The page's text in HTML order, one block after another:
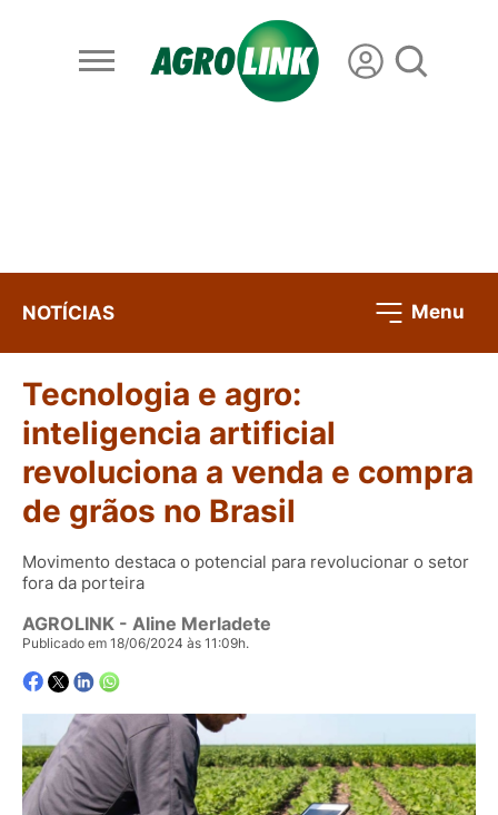
NOTÍCIAS Menu
Tecnologia e agro:
inteligencia artificial
revoluciona a venda e compra
de grãos no Brasil
Movimento destaca o potencial para revolucionar o setor
fora da porteira
AGROLINK - Aline Merladete
Publicado em 18/06/2024 às 11:09h.